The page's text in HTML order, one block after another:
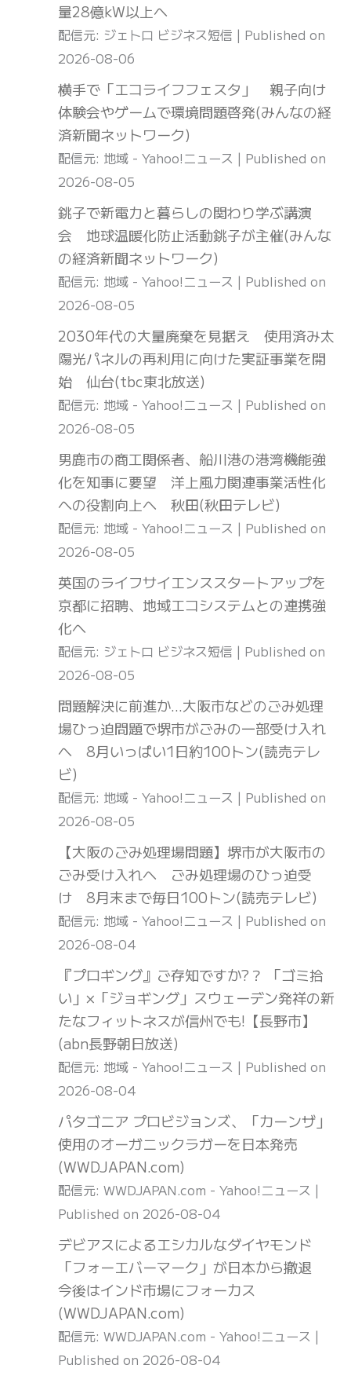
量28億kW以上へ
配信元: ジェトロ ビジネス短信
Published on
2026-08-06
横手で「エコライフフェスタ」 親子向け
体験会やゲームで環境問題啓発(みんなの経
済新聞ネットワーク)
配信元: 地域 - Yahoo!ニュース
Published on
2026-08-05
銚子で新電力と暮らしの関わり学ぶ講演
会 地球温暖化防止活動銚子が主催(みんな
の経済新聞ネットワーク)
配信元: 地域 - Yahoo!ニュース
Published on
2026-08-05
2030年代の大量廃棄を見据え 使用済み太
陽光パネルの再利用に向けた実証事業を開
始 仙台(tbc東北放送)
配信元: 地域 - Yahoo!ニュース
Published on
2026-08-05
男鹿市の商工関係者、船川港の港湾機能強
化を知事に要望 洋上風力関連事業活性化
への役割向上へ 秋田(秋田テレビ)
配信元: 地域 - Yahoo!ニュース
Published on
2026-08-05
英国のライフサイエンススタートアップを
京都に招聘、地域エコシステムとの連携強
化へ
配信元: ジェトロ ビジネス短信
Published on
2026-08-05
問題解決に前進か…大阪市などのごみ処理
場ひっ迫問題で堺市がごみの一部受け入れ
へ 8月いっぱい1日約100トン(読売テレ
ビ)
配信元: 地域 - Yahoo!ニュース
Published on
2026-08-05
【大阪のごみ処理場問題】堺市が大阪市の
ごみ受け入れへ ごみ処理場のひっ迫受
け 8月末まで毎日100トン(読売テレビ)
配信元: 地域 - Yahoo!ニュース
Published on
2026-08-04
『プロギング』ご存知ですか?？ 「ゴミ拾
い」×「ジョギング」スウェーデン発祥の新
たなフィットネスが信州でも!【長野市】
(abn長野朝日放送)
配信元: 地域 - Yahoo!ニュース
Published on
2026-08-04
パタゴニア プロビジョンズ、「カーンザ」
使用のオーガニックラガーを日本発売
(WWDJAPAN.com)
配信元: WWDJAPAN.com - Yahoo!ニュース
Published on 2026-08-04
デビアスによるエシカルなダイヤモンド
「フォーエバーマーク」が日本から撤退
今後はインド市場にフォーカス
(WWDJAPAN.com)
配信元: WWDJAPAN.com - Yahoo!ニュース
Published on 2026-08-04